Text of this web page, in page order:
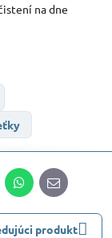
na dne
WhatsApp
E-
mail
produkt